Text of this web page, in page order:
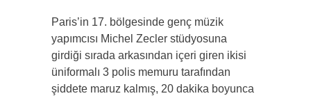
Paris’in 17. bölgesinde genç müzik
yapımcısı Michel Zecler stüdyosuna
girdiği sırada arkasından içeri giren ikisi
üniformalı 3 polis memuru tarafından
şiddete maruz kalmış, 20 dakika boyunca